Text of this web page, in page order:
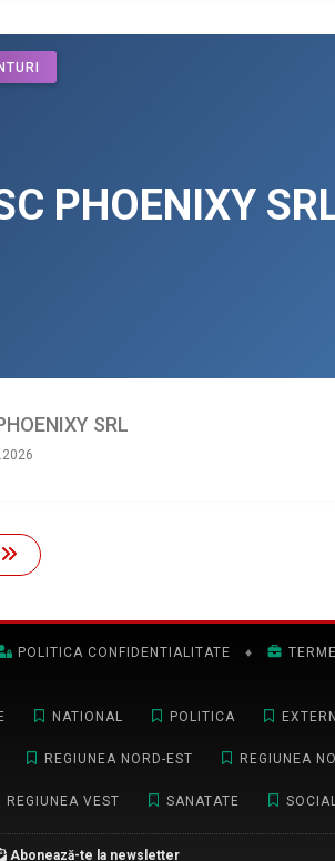
SRL
POLITICA CONFIDENTIALITATE ♦
NATIONAL POLITICA
REGIUNEA NORD-EST REGIUNEA
REGIUNEA VEST SANATATE
Abonează-te la newsletter